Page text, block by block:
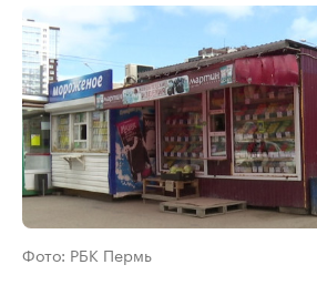
Фото: РБК Пермь